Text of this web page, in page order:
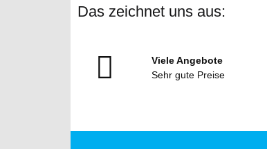
Das zeichnet uns aus:
Viele Angebote
Sehr gute Preise